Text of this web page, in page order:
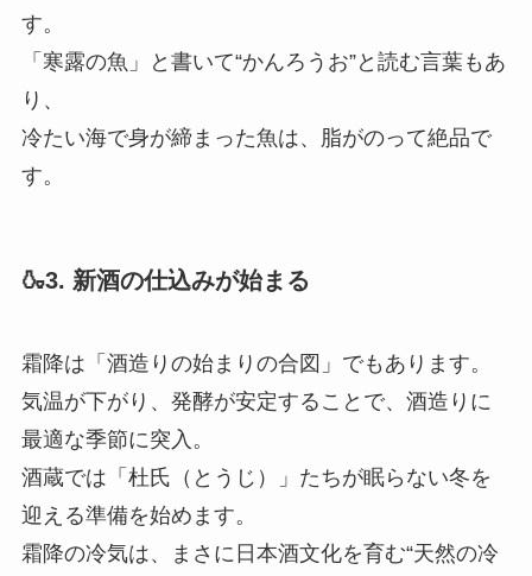
す。
「寒露の魚」と書いて“かんろうお”と読む言葉もあ
り、
冷たい海で身が締まった魚は、脂がのって絶品で
す。
🍶3. 新酒の仕込みが始まる
霜降は「酒造りの始まりの合図」でもあります。
気温が下がり、発酵が安定することで、酒造りに
最適な季節に突入。
酒蔵では「杜氏（とうじ）」たちが眠らない冬を
迎える準備を始めます。
霜降の冷気は、まさに日本酒文化を育む“天然の冷